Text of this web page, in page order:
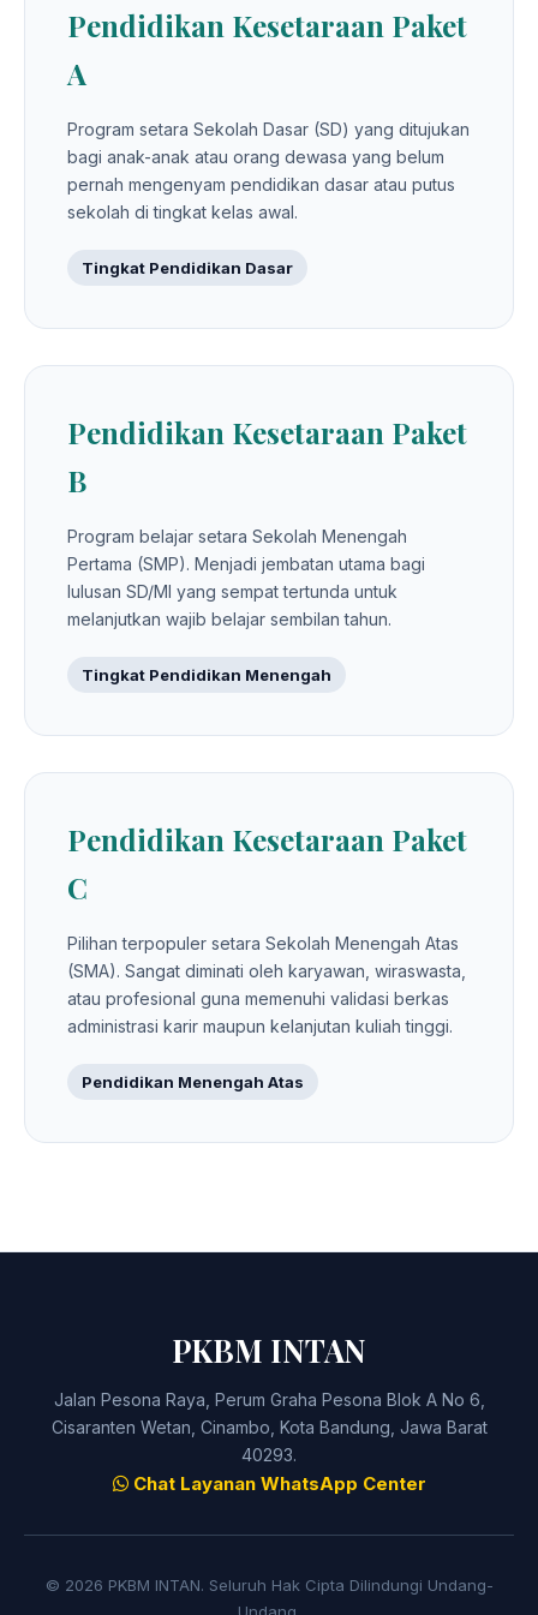
Pendidikan Kesetaraan Paket
A
Program setara Sekolah Dasar (SD) yang ditujukan
bagi anak-anak atau orang dewasa yang belum
pernah mengenyam pendidikan dasar atau putus
sekolah di tingkat kelas awal.
Tingkat Pendidikan Dasar
Pendidikan Kesetaraan Paket
B
Program belajar setara Sekolah Menengah
Pertama (SMP). Menjadi jembatan utama bagi
lulusan SD/MI yang sempat tertunda untuk
melanjutkan wajib belajar sembilan tahun.
Tingkat Pendidikan Menengah
Pendidikan Kesetaraan Paket
C
Pilihan terpopuler setara Sekolah Menengah Atas
(SMA). Sangat diminati oleh karyawan, wiraswasta,
atau profesional guna memenuhi validasi berkas
administrasi karir maupun kelanjutan kuliah tinggi.
Pendidikan Menengah Atas
PKBM INTAN
Jalan Pesona Raya, Perum Graha Pesona Blok A No 6,
Cisaranten Wetan, Cinambo, Kota Bandung, Jawa Barat
40293.
Chat Layanan WhatsApp Center
© 2026 PKBM INTAN. Seluruh Hak Cipta Dilindungi Undang-
Undang.